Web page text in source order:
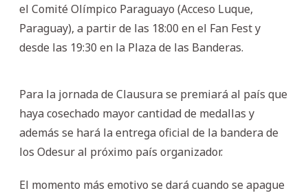
el Comité Olímpico Paraguayo (Acceso Luque,
Paraguay), a partir de las 18:00 en el Fan Fest y
desde las 19:30 en la Plaza de las Banderas.
Para la jornada de Clausura se premiará al país que
haya cosechado mayor cantidad de medallas y
además se hará la entrega oficial de la bandera de
los Odesur al próximo país organizador.
El momento más emotivo se dará cuando se apague